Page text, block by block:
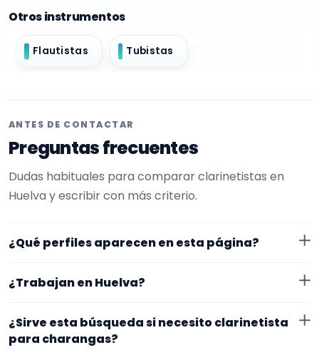
Otros instrumentos
Flautistas Tubistas
ANTES DE CONTACTAR
Preguntas frecuentes
Dudas habituales para comparar clarinetistas en
Huelva y escribir con más criterio.
¿Qué perfiles aparecen en esta página?
EncuentraMúsico. La selección está filtrada por
experiencia o disponibilidad para charangas. Además,
la página se centra en perfiles que trabajan en
¿Trabajan en Huelva?
en Huelva. Aun así, conviene confirmar lugar exacto,
¿Sirve esta búsqueda si necesito clarinetista
para charangas?